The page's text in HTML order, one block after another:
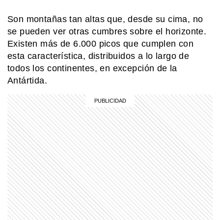
Son montañas tan altas que, desde su cima, no
se pueden ver otras cumbres sobre el horizonte.
Existen más de 6.000 picos que cumplen con
esta característica, distribuidos a lo largo de
todos los continentes, en excepción de la
Antártida.
MI PAIS
Pibe, bondi, guita: así sigue vivo el
lunfardo en Argentina
península y un istmo?
SABER MAS
Pica Pica: conocé al grupo de teatro
infantil creado por una española y dos
argentinos que es furor en
Latinoamérica
EL MUNDO
Barbican Estate: el complejo de
Londres que parece una ciudad
dentro de la ciudad